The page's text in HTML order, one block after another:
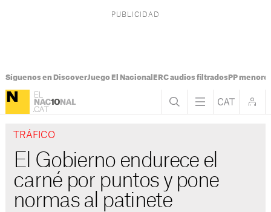
Síguenos en DiscoverJuego El Nacional ERC audios filtradosPP
TRÁFICO
El Gobierno endurece el
carné por puntos y pone
normas al patinete